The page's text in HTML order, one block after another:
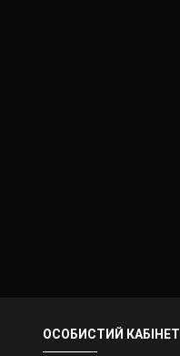
ОСОБИСТИЙ КАБІНЕТ